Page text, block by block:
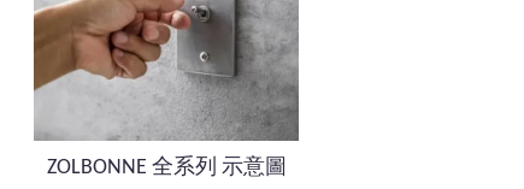
ZOLBONNE 全系列 示意圖